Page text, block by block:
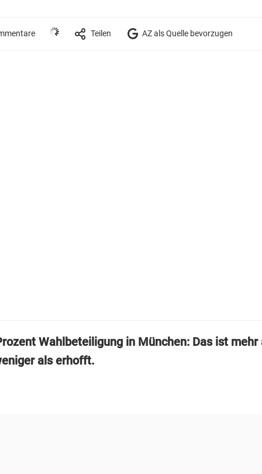
Teilen AZ als Quelle bevorzugen
Wahlbeteiligung in München: Das ist mehr
als erhofft.